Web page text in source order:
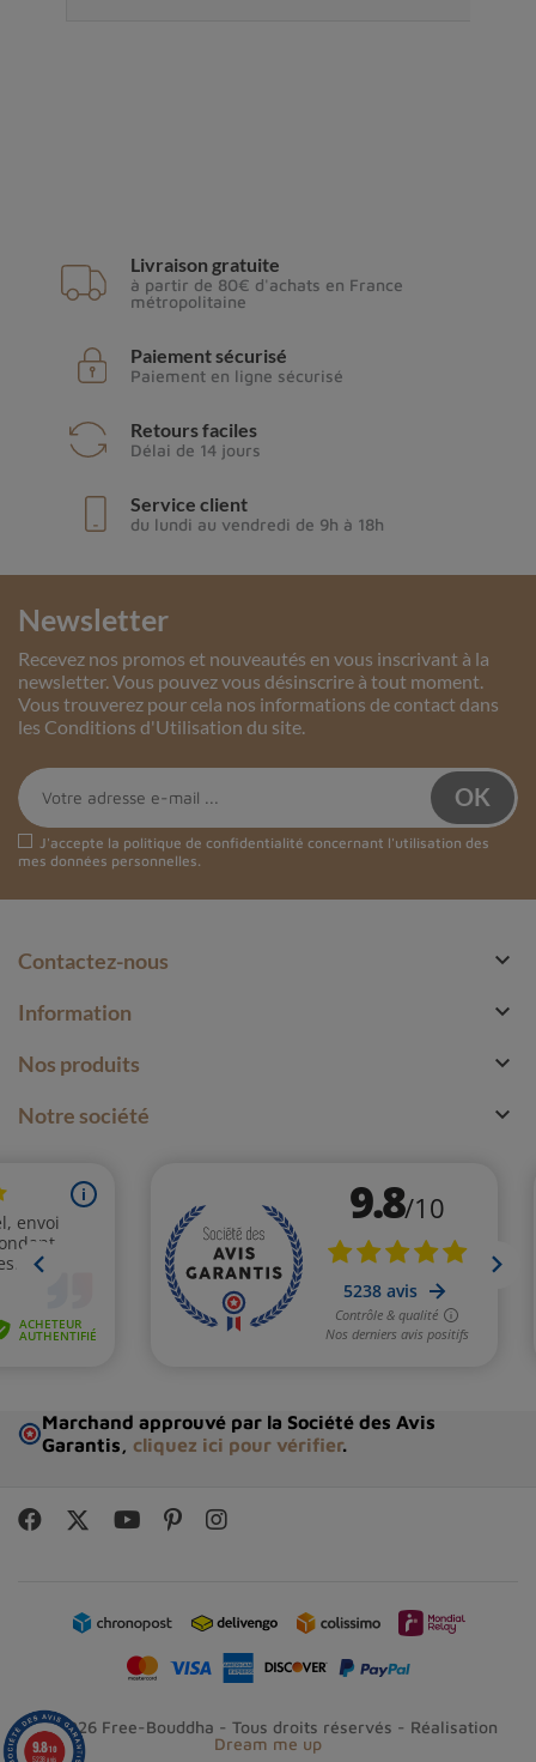
Livraison gratuite
à partir de 80€ d'achats en France
métropolitaine
Paiement sécurisé
Paiement en ligne sécurisé
Retours faciles
Délai de 14 jours
Service client
du lundi au vendredi de 9h à 18h
Newsletter
Recevez nos promos et nouveautés en vous inscrivant à la
newsletter. Vous pouvez vous désinscrire à tout moment.
Vous trouverez pour cela nos informations de contact dans
les Conditions d'Utilisation du site.
J'accepte la politique de confidentialité concernant l'utilisation des
mes données personnelles.
Contactez-nous 
Information 
Nos produits 
Notre société 
Marchand approuvé par la Société des Avis
Garantis, cliquez ici pour vérifier.
© 2026 Free-Bouddha - Tous droits réservés - Réalisation
Dream me up
9.8/10
5238 avis